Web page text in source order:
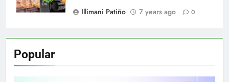
Illimani Patiño
7 years ago 0
Popular